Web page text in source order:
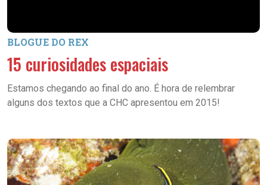
BLOGUE DO REX
15 curiosidades espaciais
Estamos chegando ao final do ano. É hora de relembrar
alguns dos textos que a CHC apresentou em 2015!